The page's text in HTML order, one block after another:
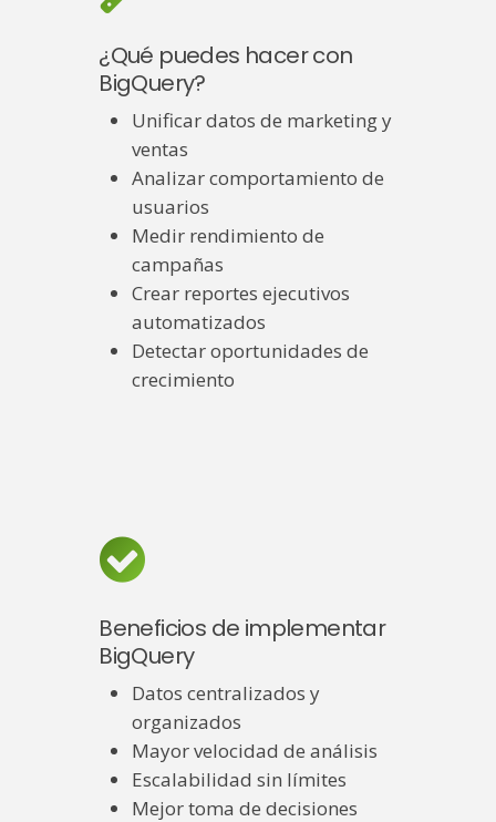
¿Qué puedes hacer con
BigQuery?
Unificar datos de marketing y
ventas
Analizar comportamiento de
usuarios
Medir rendimiento de
campañas
Crear reportes ejecutivos
automatizados
Detectar oportunidades de
crecimiento
Beneficios de implementar
BigQuery
Datos centralizados y
organizados
Mayor velocidad de análisis
Escalabilidad sin límites
Mejor toma de decisiones